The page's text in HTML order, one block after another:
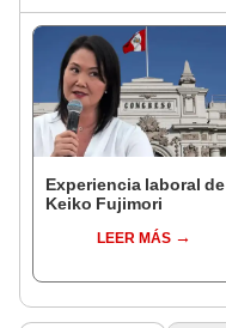
Experiencia laboral de
Keiko Fujimori
LEER MÁS